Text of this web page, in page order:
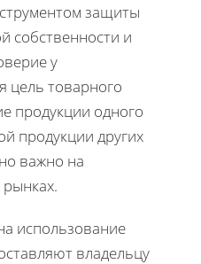
защиты
собственности и
у
цель товарного
продукции одного
продукции других
важно на
использование
владельцу